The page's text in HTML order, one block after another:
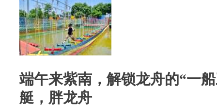
端午来紫南，解锁龙舟的“一
艇，胖龙舟